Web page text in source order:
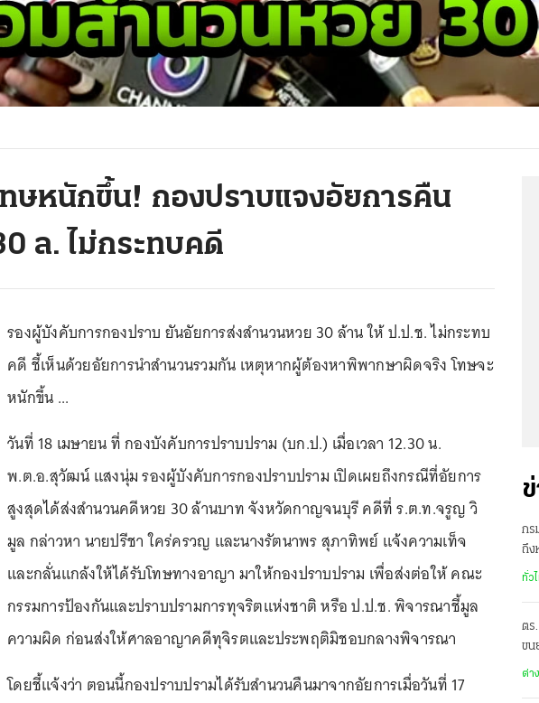
ษหนักขึ้น! กองปราบแจงอัยการคืน
ล. ไม่กระทบคดี
รองผู้บังคับการกองปราบ ยันอัยการส่งสำนวนหวย 30 ล้าน ให้ ป.ป.ช. ไม่กระทบ
คดี ชี้เห็นด้วยอัยการนำสำนวนรวมกัน เหตุหากผู้ต้องหาพิพากษาผิดจริง​ โทษจะ
หนักขึ้น ...
วันที่ 18 เมษายน ที่ กองบังคับการปราบปราม (บก.ป.) เมื่อเวลา 12.30 น.
พ.ต.อ.สุวัฒน์ แสงนุ่ม รองผู้บังคับการกองปราบปราม เปิดเผยถึงกรณีที่อัยการ
สูงสุดได้ส่งสำนวนคดีหวย 30 ล้านบาท จังหวัดกาญจนบุรี คดีที่ ร.ต.ท.จรูญ วิ
มูล กล่าวหา นายปรีชา ใคร่ครวญ และนางรัตนาพร สุภาทิพย์ แจ้งความเท็จ
และกลั่นแกล้งให้ได้รับโทษทางอาญา มาให้กองปราบปราม เพื่อส่งต่อให้ คณะ
กรรมการป้องกันและปราบปรามการทุจริตแห่งชาติ หรือ ป.ป.ช. พิจารณาชี้มูล
ความผิด ก่อนส่งให้ศาลอาญาคดีทุจิรตและประพฤติมิชอบกลางพิจารณา
โดยชี้แจ้งว่า ตอนนี้กองปราบปรามได้รับสำนวนคืนมาจากอัยการเมื่อวันที่ 17
กร
ถึง
น้
ทั่ว
ตร
ขน
ท
ต่า